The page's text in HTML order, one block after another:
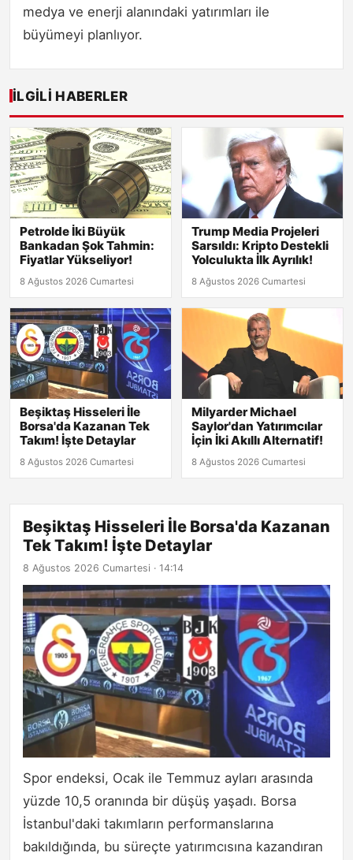
medya ve enerji alanındaki yatırımları ile
büyümeyi planlıyor.
İLGILI HABERLER
Petrolde İki Büyük
Bankadan Şok Tahmin:
Fiyatlar Yükseliyor!
8 Ağustos 2026 Cumartesi
Trump Media Projeleri
Sarsıldı: Kripto Destekli
Yolculukta İlk Ayrılık!
8 Ağustos 2026 Cumartesi
Beşiktaş Hisseleri İle
Borsa'da Kazanan Tek
Takım! İşte Detaylar
8 Ağustos 2026 Cumartesi
Milyarder Michael
Saylor'dan Yatırımcılar
İçin İki Akıllı Alternatif!
8 Ağustos 2026 Cumartesi
Beşiktaş Hisseleri İle Borsa'da Kazanan
Tek Takım! İşte Detaylar
8 Ağustos 2026 Cumartesi · 14:14
Spor endeksi, Ocak ile Temmuz ayları arasında
yüzde 10,5 oranında bir düşüş yaşadı. Borsa
İstanbul'daki takımların performanslarına
bakıldığında, bu süreçte yatırımcısına kazandıran